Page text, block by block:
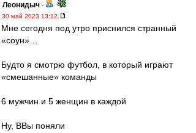
Леонидыч -
30 май 2023 13:12
Мне сегодня под утро приснился странный
«соун»…
Будто я смотрю футбол, в который играют
«смешанные» команды
6 мужчин и 5 женщин в каждой
Ну, ВВы поняли